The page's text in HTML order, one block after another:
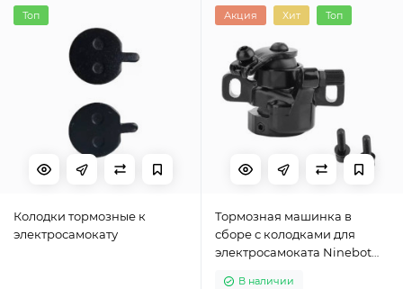
Топ
Колодки тормозные к
электросамокату
Акция Хит Топ
Тормозная машинка в
сборе с колодками для
электросамоката Ninebot
В наличии